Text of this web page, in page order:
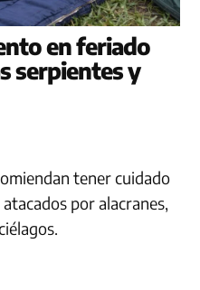
en feriado
serpientes y
tener cuidado
por alacranes,